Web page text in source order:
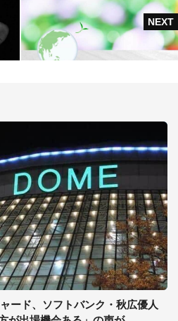
ード、ソフトバンク・秋広優人